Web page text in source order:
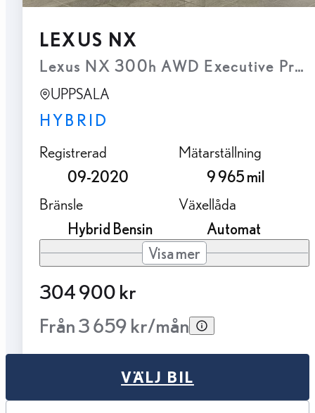
LEXUS NX
Lexus NX 300h AWD Executive
UPPSALA
HYBRID
Registrerad
09-2020
Mätarställning
9 965 mil
Bränsle
Hybrid Bensin
Växellåda
Automat
Visa mer
304 900 kr
Från 3 659 kr/mån
VÄLJ BIL